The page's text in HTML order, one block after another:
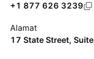
+1 877 626 3239
Alamat
17 State Street,